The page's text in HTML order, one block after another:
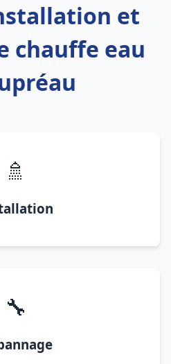
et
chauffe eau
🚿
🔧